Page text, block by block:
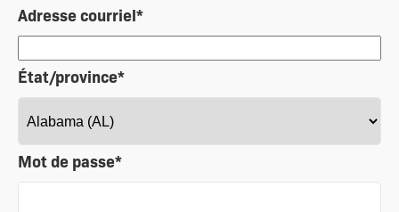
Adresse courriel*
État/province*
Mot de passe*